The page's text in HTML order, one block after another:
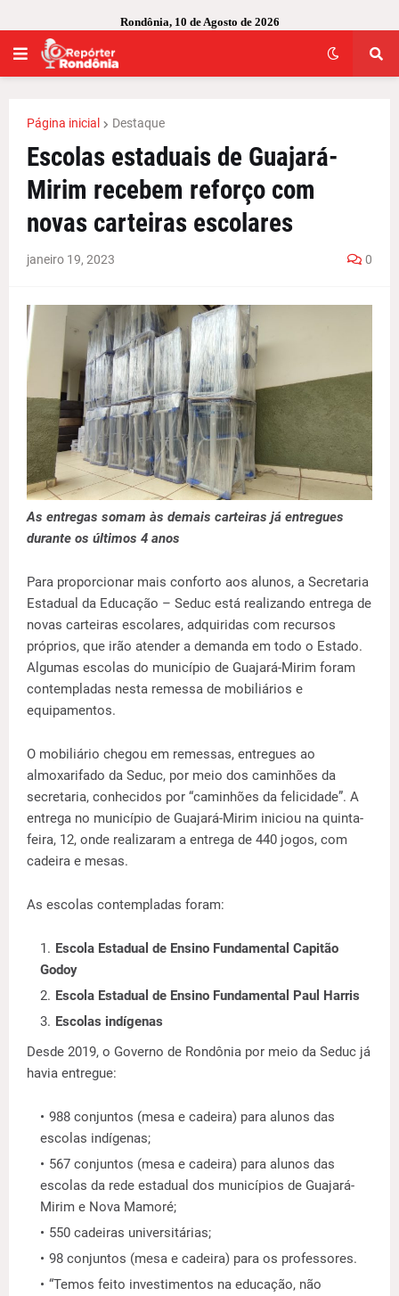
Rondônia, 10 de Agosto de 2026
Página inicial Destaque
Escolas estaduais de Guajará-
Mirim recebem reforço com
novas carteiras escolares
janeiro 19, 2023 0
As entregas somam às demais carteiras já entregues
durante os últimos 4 anos
Para proporcionar mais conforto aos alunos, a Secretaria
Estadual da Educação – Seduc está realizando entrega de
novas carteiras escolares, adquiridas com recursos
próprios, que irão atender a demanda em todo o Estado.
Algumas escolas do município de Guajará-Mirim foram
contempladas nesta remessa de mobiliários e
equipamentos.
O mobiliário chegou em remessas, entregues ao
almoxarifado da Seduc, por meio dos caminhões da
secretaria, conhecidos por “caminhões da felicidade”. A
entrega no município de Guajará-Mirim iniciou na quinta-
feira, 12, onde realizaram a entrega de 440 jogos, com
cadeira e mesas.
As escolas contempladas foram:
Escola Estadual de Ensino Fundamental Capitão
Godoy
Escola Estadual de Ensino Fundamental Paul Harris
Escolas indígenas
Desde 2019, o Governo de Rondônia por meio da Seduc já
havia entregue:
988 conjuntos (mesa e cadeira) para alunos das
escolas indígenas;
567 conjuntos (mesa e cadeira) para alunos das
escolas da rede estadual dos municípios de Guajará-
Mirim e Nova Mamoré;
550 cadeiras universitárias;
98 conjuntos (mesa e cadeira) para os professores.
“Temos feito investimentos na educação, não